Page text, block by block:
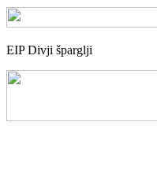
EIP Divji šparglji